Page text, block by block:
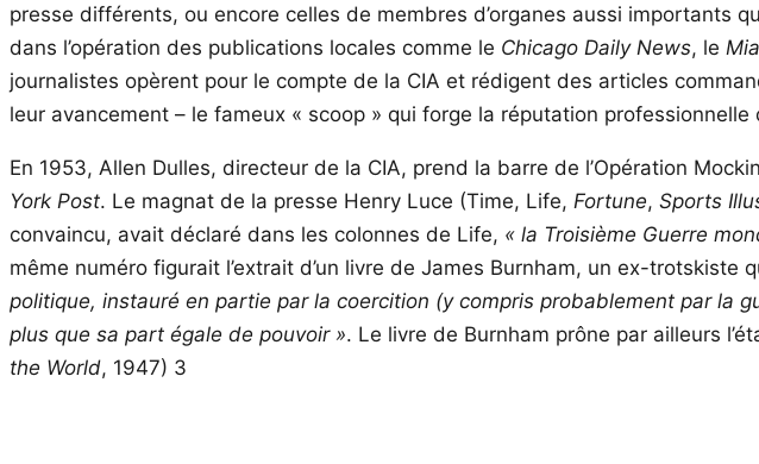
presse différents, ou encore celles de membres d’organes aussi importants
dans l’opération des publications locales comme le Chicago Daily News, le
journalistes opèrent pour le compte de la CIA et rédigent des articles
leur avancement – le fameux « scoop » qui forge la réputation
En 1953, Allen Dulles, directeur de la CIA, prend la barre de l’Opération
York Post. Le magnat de la presse Henry Luce (Time, Life, Fortune, Sports
convaincu, avait déclaré dans les colonnes de Life, « la Troisième Guerre
même numéro figurait l’extrait d’un livre de James Burnham, un ex-trotskiste
politique, instauré en partie par la coercition (y compris probablement par la
plus que sa part égale de pouvoir ». Le livre de Burnham prône par ailleurs
the World, 1947) 3